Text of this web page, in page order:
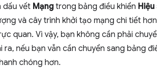
dấu vết Mạng trong bảng điều khiển
và cây trình khởi tạo mạng chi tiết
quan. Vì vậy, bạn không cần phải
ra, nếu bạn vẫn cần chuyển sang bảng
chóng hơn.